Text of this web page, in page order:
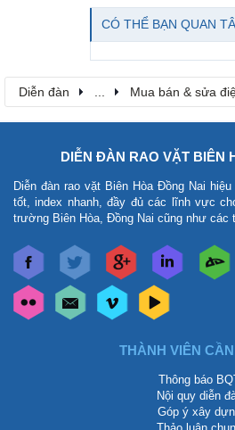
CÓ THỂ BẠN QUAN
Diễn đàn Mua bán & sửa
DIỄN ĐÀN RAO VẶT BIÊN
Diễn đàn rao vặt Biên Hòa Đồng Nai
tốt, index nhanh, đầy đủ các lĩnh vực
trường Biên Hòa, Đồng Nai cũng như các
THÀNH VIÊN
Thông báo
Nội quy diễn
Góp ý xây